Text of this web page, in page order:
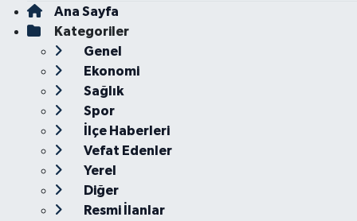
Ana Sayfa
Kategoriler
Genel
Ekonomi
Sağlık
Spor
İlçe Haberleri
Vefat Edenler
Yerel
Diğer
Resmi İlanlar